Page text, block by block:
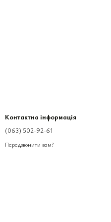
Контактна інформація
(063) 502-92-61
Передзвонити вам?